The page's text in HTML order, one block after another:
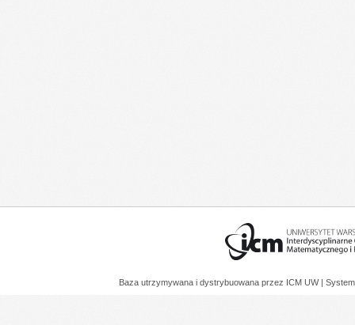
Baza utrzymywana i dystrybuowana przez ICM UW |